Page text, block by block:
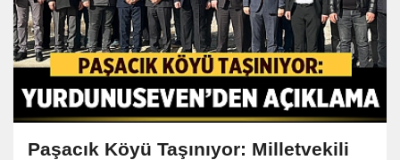
Paşacık Köyü Taşınıyor: Milletvekili